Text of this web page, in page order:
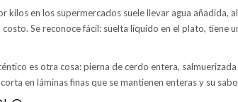
kilos en los supermercados suele llevar agua añadida,
Se reconoce fácil: suelta líquido en el plato, tiene
es otra cosa: pierna de cerdo entera,
en láminas finas que se mantienen enteras y su